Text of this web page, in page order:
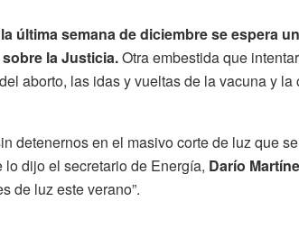
última semana de diciembre se espera
la Justicia.Otra embestida que
aborto, las idas y vueltas de la vacuna y
detenernos en el masivo corte de luz que
lo dijo el secretario de Energía, Darío
de luz este verano”.